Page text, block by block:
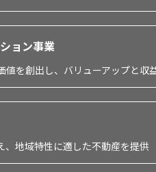
ョン事業
値を創出し、バリューアップと収
、地域特性に適した不動産を提供